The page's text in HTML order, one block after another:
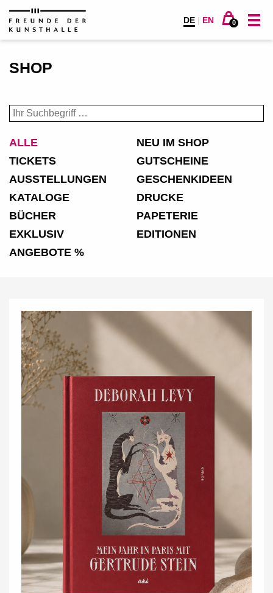
DE | EN 0
SHOP
ALLE
NEU IM SHOP
TICKETS
GUTSCHEINE
AUSSTELLUNGEN
GESCHENKIDEEN
KATALOGE
DRUCKE
BÜCHER
PAPETERIE
EXKLUSIV
EDITIONEN
ANGEBOTE %